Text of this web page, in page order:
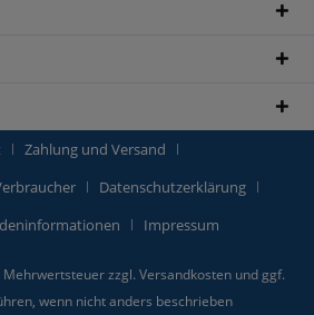
Zahlung und Versand
Datenschutzerklärung
Impressum
zzgl. Versandkosten und ggf.
wenn nicht anders beschrieben